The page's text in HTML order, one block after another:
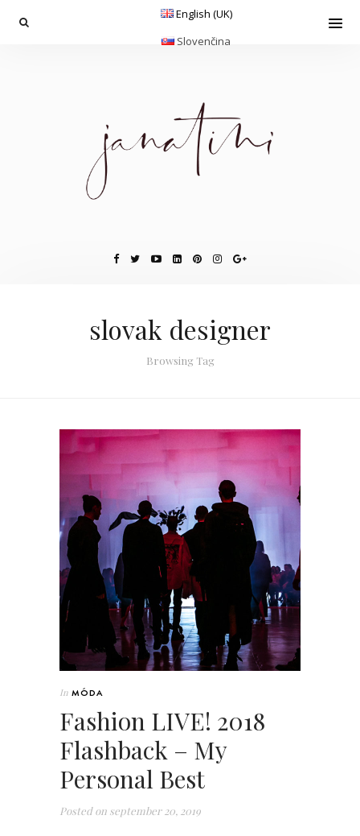
English (UK)
Slovenčina
slovak designer
Browsing Tag
In MÓDA
Fashion LIVE! 2018
Flashback – My
Personal Best
Posted on september 20, 2019